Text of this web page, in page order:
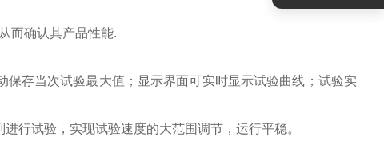
而确认其产品性能.
存当次试验最大值；显示界面可实时显示试验曲线；试验实
行试验，实现试验速度的大范围调节，运行平稳。